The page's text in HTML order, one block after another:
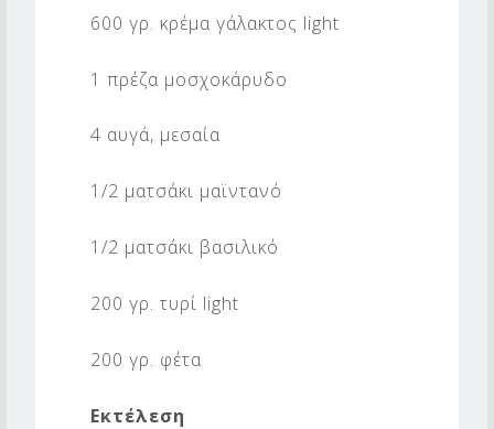
600 γρ. κρέμα γάλακτος light
1 πρέζα μοσχοκάρυδο
4 αυγά, μεσαία
1/2 ματσάκι μαϊντανό
1/2 ματσάκι βασιλικό
200 γρ. τυρί light
200 γρ. φέτα
Εκτέλεση